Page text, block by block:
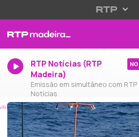
RTP Notícias (RTP
Madeira)
Emissão em simultâneo com RTP
Notícias